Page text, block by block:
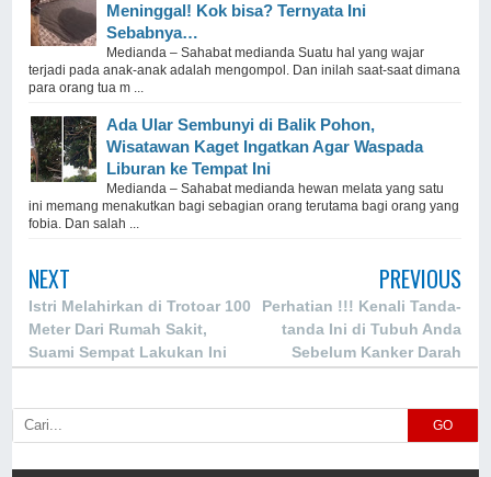
Meninggal! Kok bisa? Ternyata Ini
Sebabnya…
Medianda – Sahabat medianda Suatu hal yang wajar
terjadi pada anak-anak adalah mengompol. Dan inilah saat-saat dimana
para orang tua m ...
Ada Ular Sembunyi di Balik Pohon,
Wisatawan Kaget Ingatkan Agar Waspada
Liburan ke Tempat Ini
Medianda – Sahabat medianda hewan melata yang satu
ini memang menakutkan bagi sebagian orang terutama bagi orang yang
fobia. Dan salah ...
NEXT
Istri Melahirkan di Trotoar 100
Meter Dari Rumah Sakit,
Suami Sempat Lakukan Ini
PREVIOUS
Perhatian !!! Kenali Tanda-
tanda Ini di Tubuh Anda
Sebelum Kanker Darah
GO